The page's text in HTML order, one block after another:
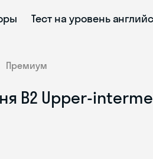
Тест на уровень
Премиум
B2 Upper-